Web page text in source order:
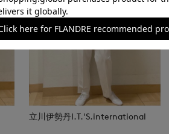
立川伊勢丹I.T.'S.international